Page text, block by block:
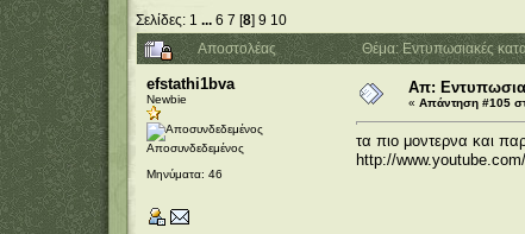
Σελίδες: 1 ... 6 7 [8] 9 10
Αποστολέας Θέμα: Εντυπωσιακές
efstathi1bva
Newbie
Αποσυνδεδεμένος
Μηνύματα: 46
Απ:
« Απάντηση #105
τα πιο μοντερνα και
http://